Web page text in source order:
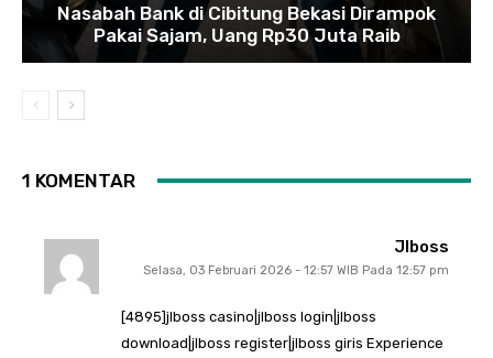
Nasabah Bank di Cibitung Bekasi Dirampok
Pakai Sajam, Uang Rp30 Juta Raib
1 KOMENTAR
Jlboss
Selasa, 03 Februari 2026 - 12:57 WIB Pada 12:57 pm
[4895]jlboss casino|jlboss login|jlboss
download|jlboss register|jlboss giris Experience